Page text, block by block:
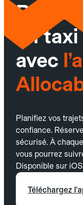
un
avec
Planifiez vos
confiance.
sécurisé. À
vous pourrez
Disponible sur
Téléchargez